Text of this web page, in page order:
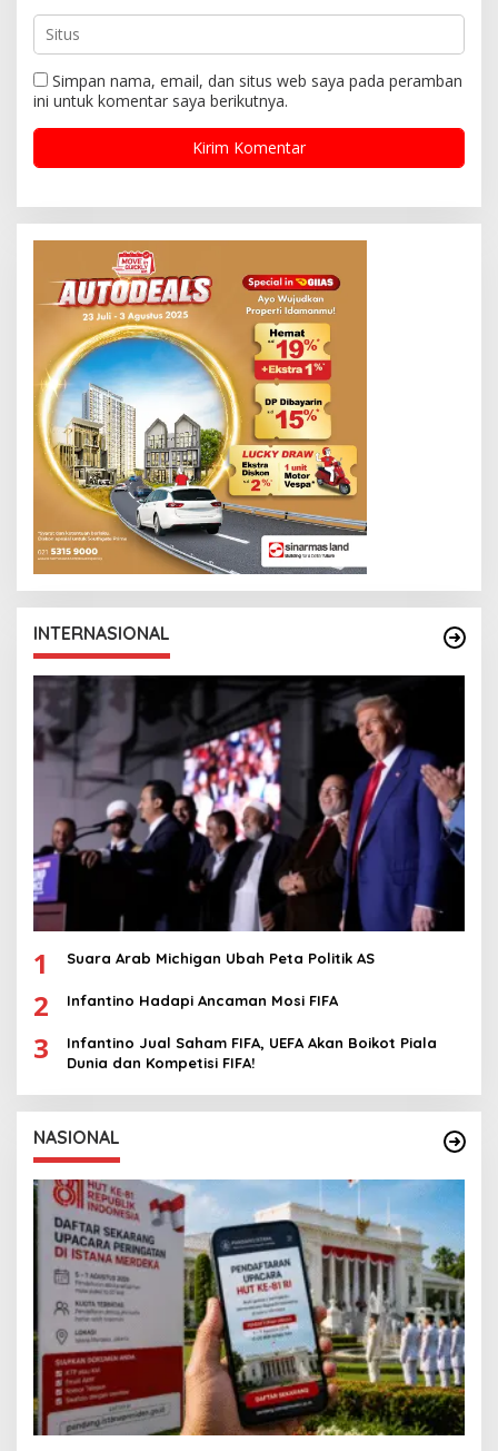
Simpan nama, email, dan situs web saya pada peramban
ini untuk komentar saya berikutnya.
INTERNASIONAL
1 Suara Arab Michigan Ubah Peta Politik AS
2 Infantino Hadapi Ancaman Mosi FIFA
3
Infantino Jual Saham FIFA, UEFA Akan Boikot Piala
Dunia dan Kompetisi FIFA!
NASIONAL